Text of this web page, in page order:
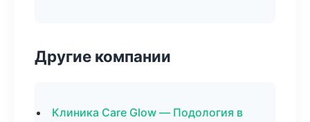
Другие компании
Клиника Care Glow — Подология в